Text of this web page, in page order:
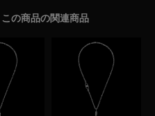
この商品の関連商品